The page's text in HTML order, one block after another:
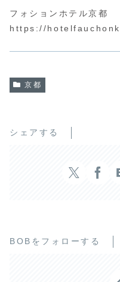
フォションホテル京都
https://
京都
シェアする
BOBをフォローする